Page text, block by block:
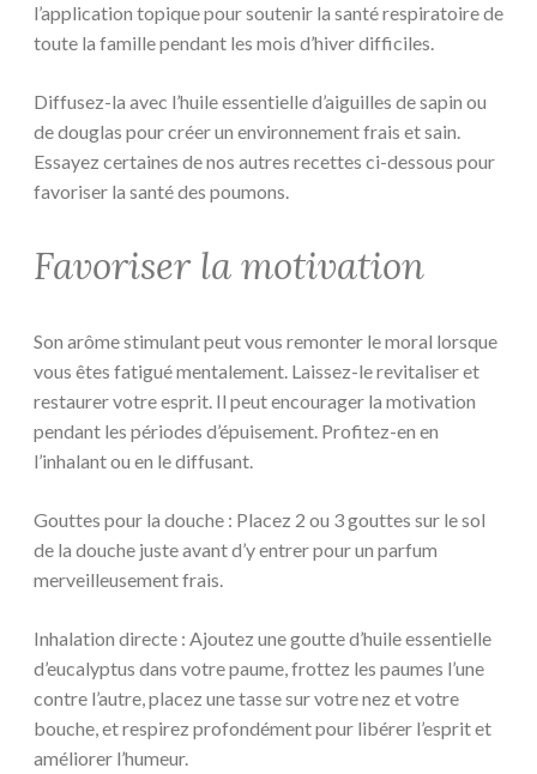
l’application topique pour soutenir la santé respiratoire de
toute la famille pendant les mois d’hiver difficiles.
Diffusez-la avec l’huile essentielle d’aiguilles de sapin ou
de douglas pour créer un environnement frais et sain.
Essayez certaines de nos autres recettes ci-dessous pour
favoriser la santé des poumons.
Favoriser la motivation
Son arôme stimulant peut vous remonter le moral lorsque
vous êtes fatigué mentalement. Laissez-le revitaliser et
restaurer votre esprit. Il peut encourager la motivation
pendant les périodes d’épuisement. Profitez-en en
l’inhalant ou en le diffusant.
Gouttes pour la douche : Placez 2 ou 3 gouttes sur le sol
de la douche juste avant d’y entrer pour un parfum
merveilleusement frais.
Inhalation directe : Ajoutez une goutte d’huile essentielle
d’eucalyptus dans votre paume, frottez les paumes l’une
contre l’autre, placez une tasse sur votre nez et votre
bouche, et respirez profondément pour libérer l’esprit et
améliorer l’humeur.